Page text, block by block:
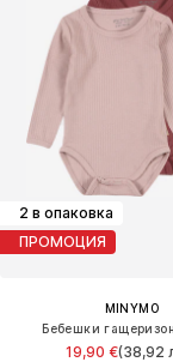
2 в опаковка
ПРОМОЦИЯ
MINYMO
Бебешки
19,90 €(38,92